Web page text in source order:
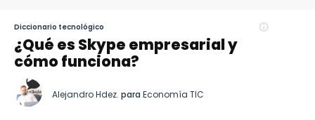
Diccionario tecnológico
¿Qué es Skype empresarial y
cómo funciona?
Alejandro Hdez. para Economía TIC